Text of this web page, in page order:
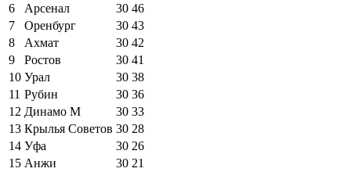
6
Арсенал 30 46
7
Оренбург 30 43
8
Ахмат 30 42
9
Ростов 30 41
10 Урал 30 38
11 Рубин 30 36
12 Динамо М 30 33
13 Крылья Советов 30 28
14 Уфа 30 26
15 Анжи 30 21